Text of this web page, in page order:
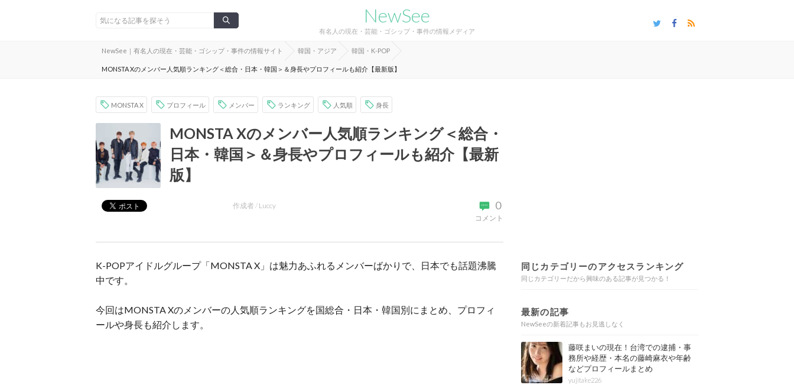
NewSee
有名人の現在・芸能・ゴシップ・事件の情報メディア
NewSee｜有名人の現在・芸能・ゴシップ・事件の情報サイト 韓国・アジア 韓国・K-POP
MONSTA Xのメンバー人気順ランキング＜総合・日本・韓国＞＆身長やプロフィールも紹介【最新版】
MONSTA X プロフィール メンバー ランキング 人気順 身長
MONSTA Xのメンバー人気順ランキング＜総合・
日本・韓国＞＆身長やプロフィールも紹介【最新
版】
0
コメント
作成者 / Luccy
K-POPアイドルグループ「MONSTA X」は魅力あふれるメンバーばかりで、日本でも話題沸騰
中です。
今回はMONSTA Xのメンバーの人気順ランキングを国総合・日本・韓国別にまとめ、プロフィ
ールや身長も紹介します。
同じカテゴリーのアクセスランキング
同じカテゴリーだから興味のある記事が見つかる！
最新の記事
NewSeeの新着記事もお見逃しなく
藤咲まいの現在！台湾での逮捕・事
務所や経歴・本名の藤崎麻衣や年齢
などプロフィールまとめ
yujitake226